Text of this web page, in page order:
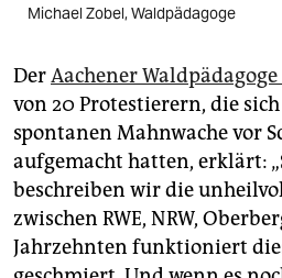
Michael Zobel, Waldpädagoge
DerAachener
von 20 Protestierern, die
spontanen Mahnwache vor
aufgemacht hatten, erklärt:
beschreiben wir die
zwischen RWE, NRW,
Jahrzehnten funktioniert